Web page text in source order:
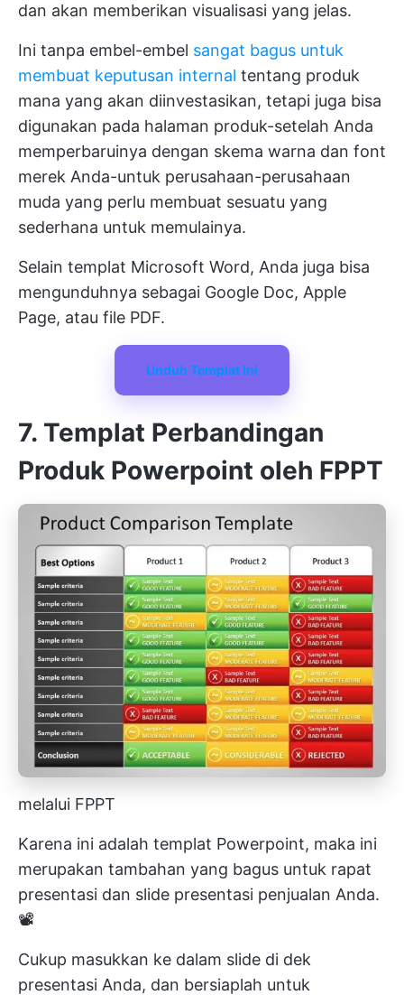
dan akan memberikan visualisasi yang jelas.
Ini tanpa embel-embel sangat bagus untuk
membuat keputusan internal tentang produk
mana yang akan diinvestasikan, tetapi juga bisa
digunakan pada halaman produk-setelah Anda
memperbaruinya dengan skema warna dan font
merek Anda-untuk perusahaan-perusahaan
muda yang perlu membuat sesuatu yang
sederhana untuk memulainya.
Selain templat Microsoft Word, Anda juga bisa
mengunduhnya sebagai Google Doc, Apple
Page, atau file PDF.
Unduh Templat Ini
7. Templat Perbandingan
Produk Powerpoint oleh FPPT
melalui FPPT
Karena ini adalah templat Powerpoint, maka ini
merupakan tambahan yang bagus untuk rapat
presentasi dan slide presentasi penjualan Anda.
📽️
Cukup masukkan ke dalam slide di dek
presentasi Anda, dan bersiaplah untuk